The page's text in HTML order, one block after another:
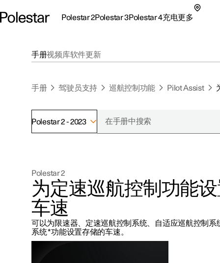
Polestar 2Polestar 3Polestar 4充电更多
联系我们
极星官方二手车
探索Polestar 3
联系我们
公共充电
家庭充电
车主服务
新闻
注册新闻
手册视频库软件更新
手册 驾驶员支持 巡航控制功能 Pilot Assist
Polestar 2 - 2023
Polestar 2
为定速巡航控制功能
车速
可以为限速器、定速巡航控制系统、自适应巡航控制系
系统*功能设置存储的车速。